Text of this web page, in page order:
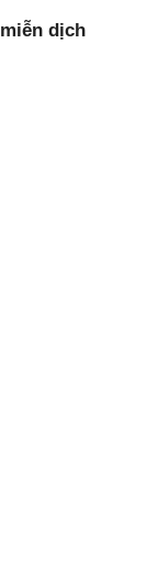
dịch